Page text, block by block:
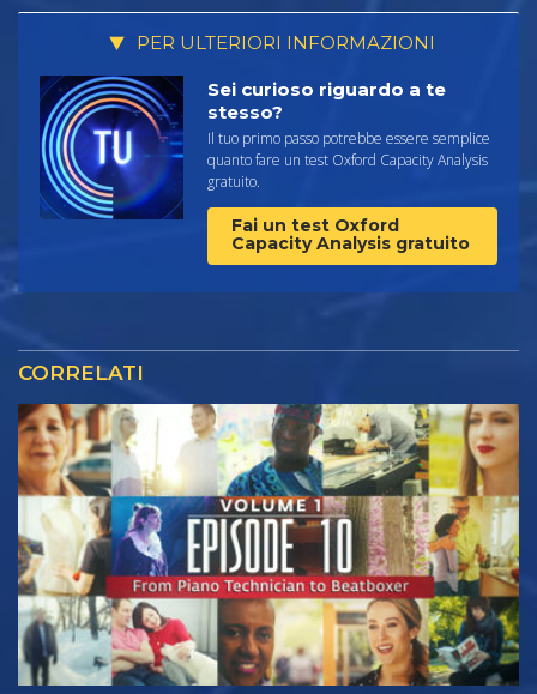
PER ULTERIORI INFORMAZIONI
Sei curioso riguardo a te
stesso?
Il tuo primo passo potrebbe essere semplice
quanto fare un test Oxford Capacity Analysis
gratuito.
Fai un test Oxford
Capacity Analysis gratuito
CORRELATI